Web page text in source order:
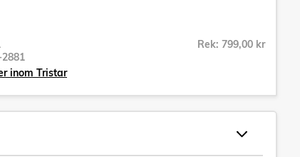
Rek: 799,00 kr
inom Tristar